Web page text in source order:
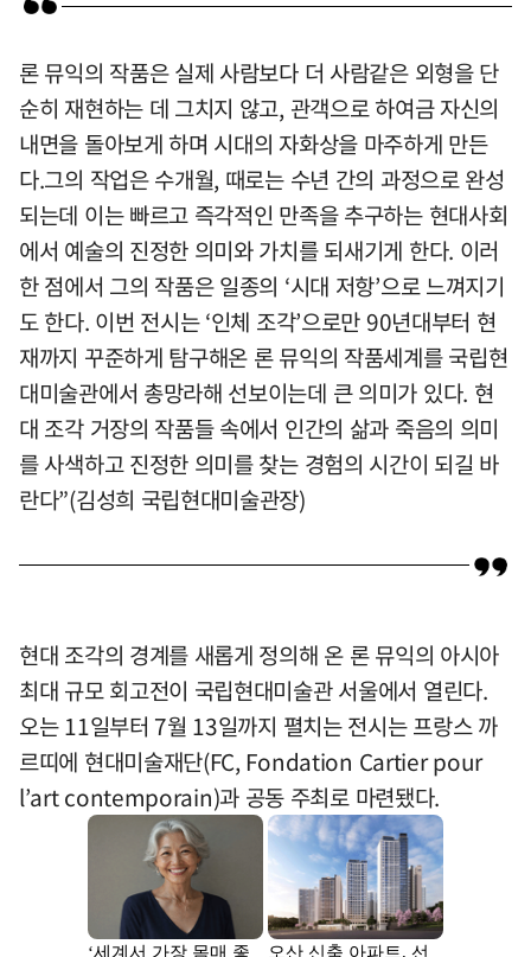
론 뮤익의 작품은 실제 사람보다 더 사람같은 외형을 단
순히 재현하는 데 그치지 않고, 관객으로 하여금 자신의
내면을 돌아보게 하며 시대의 자화상을 마주하게 만든
다.그의 작업은 수개월, 때로는 수년 간의 과정으로 완성
되는데 이는 빠르고 즉각적인 만족을 추구하는 현대사회
에서 예술의 진정한 의미와 가치를 되새기게 한다. 이러
한 점에서 그의 작품은 일종의 ‘시대 저항’으로 느껴지기
도 한다. 이번 전시는 ‘인체 조각’으로만 90년대부터 현
재까지 꾸준하게 탐구해온 론 뮤익의 작품세계를 국립현
대미술관에서 총망라해 선보이는데 큰 의미가 있다. 현
대 조각 거장의 작품들 속에서 인간의 삶과 죽음의 의미
를 사색하고 진정한 의미를 찾는 경험의 시간이 되길 바
란다”(김성희 국립현대미술관장)
현대 조각의 경계를 새롭게 정의해 온 론 뮤익의 아시아
최대 규모 회고전이 국립현대미술관 서울에서 열린다.
오는 11일부터 7월 13일까지 펼치는 전시는 프랑스 까
르띠에 현대미술재단(FC, Fondation Cartier pour
l’art contemporain)과 공동 주최로 마련됐다.